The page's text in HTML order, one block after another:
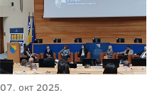
07. окт 2025.